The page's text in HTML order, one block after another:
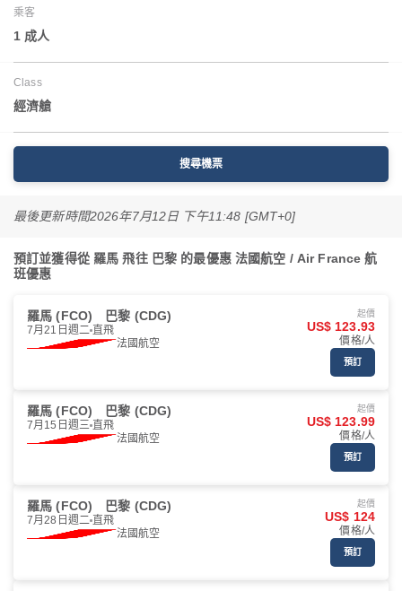
乘客
1 成人
Class
經濟艙
搜尋機票
最後更新時間2026年7月12日 下午11:48 [GMT+0]
預訂並獲得從 羅馬 飛往 巴黎 的最優惠 法國航空 / Air France 航
班優惠
羅馬 (FCO) 巴黎 (CDG)
7月21日週二 直飛
法國航空
起價
US$ 123.93
價格/人
預訂
羅馬 (FCO) 巴黎 (CDG)
7月15日週三 直飛
法國航空
起價
US$ 123.99
價格/人
預訂
羅馬 (FCO) 巴黎 (CDG)
7月28日週二 直飛
法國航空
起價
US$ 124
價格/人
預訂